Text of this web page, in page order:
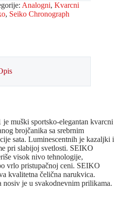
Analogni, Kvarcni
, Seiko Chronograph
muški sportsko-elegantan kvarcni
brojčanika sa srebrnim
sata. Luminescentnih je kazaljki i
pri slabijoj svetlosti. SEIKO
visok nivo tehnologije,
vrlo pristupačnoj ceni. SEIKO
kvalitetna čelična narukvica.
nosiv je u svakodnevnim prilikama.